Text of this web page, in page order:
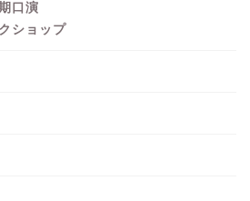
口演
ショップ